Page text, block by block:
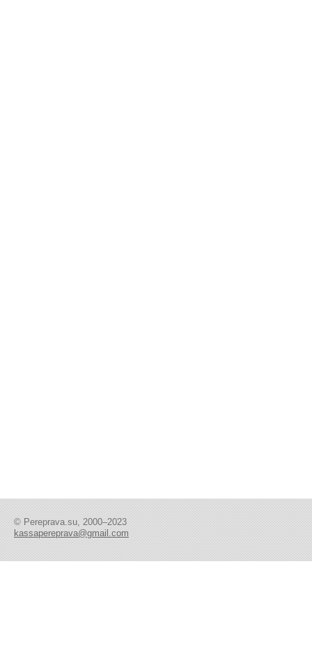
© Pereprava.su, 2000–2023
kassapereprava@gmail.com